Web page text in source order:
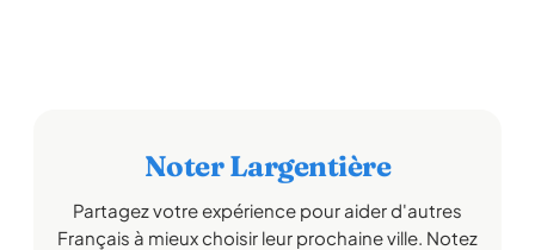
Noter Largentière
Partagez votre expérience pour aider d'autres
Français à mieux choisir leur prochaine ville. Notez